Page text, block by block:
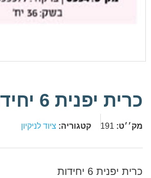
כרית יפנית 6 יחידות
מק׳׳ט: 191 קטגוריה: ציוד לניקיון
כרית יפנית 6 יחידות